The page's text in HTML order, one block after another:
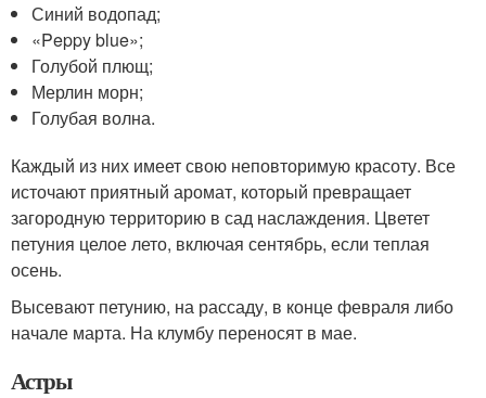
Синий водопад;
«Peppy blue»;
Голубой плющ;
Мерлин морн;
Голубая волна.
Каждый из них имеет свою неповторимую красоту. Все
источают приятный аромат, который превращает
загородную территорию в сад наслаждения. Цветет
петуния целое лето, включая сентябрь, если теплая
осень.
Высевают петунию, на рассаду, в конце февраля либо
начале марта. На клумбу переносят в мае.
Астры